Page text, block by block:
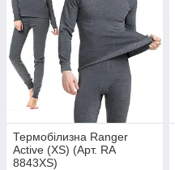
Термобілизна Ranger
Active (XS) (Арт. RA
8843XS)